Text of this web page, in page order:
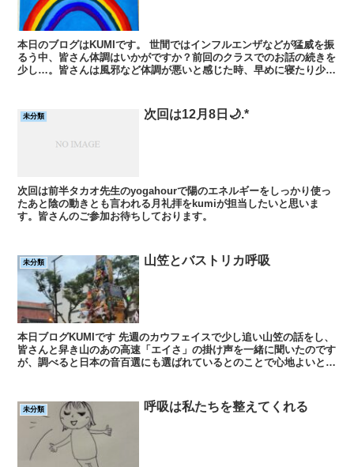
本日のブログはKUMIです。 世間ではインフルエンザなどが猛威を振
るう中、皆さん体調はいかがですか？前回のクラスでのお話の続きを
少し…。皆さんは風邪など体調が悪いと感じた時、早めに寝たり少し
未分類 次回は12月8日🌙.*
次回は前半タカオ先生のyogahourで陽のエネルギーをしっかり使っ
たあと陰の動きとも言われる月礼拝をkumiが担当したいと思いま
す。皆さんのご参加お待ちしております。
未分類 山笠とバストリカ呼吸
本日ブログKUMIです 先週のカウフェイスで少し追い山笠の話をし、
皆さんと舁き山のあの高速「エイさ」の掛け声を一緒に聞いたのです
が、調べると日本の音百選にも選ばれているとのことで心地よいと感
未分類 呼吸は私たちを整えてくれる